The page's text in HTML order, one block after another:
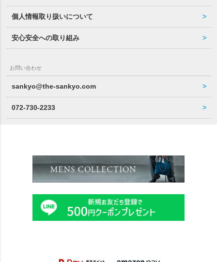
個人情報取り扱いについて
安心安全への取り組み
お問い合わせ
sankyo@the-sankyo.com
072-730-2233